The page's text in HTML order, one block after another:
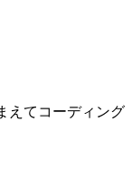
えてコーディング